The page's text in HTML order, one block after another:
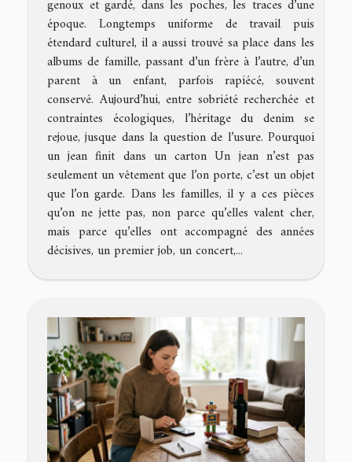
genoux et gardé, dans les poches, les traces d’une
époque. Longtemps uniforme de travail puis
étendard culturel, il a aussi trouvé sa place dans les
albums de famille, passant d’un frère à l’autre, d’un
parent à un enfant, parfois rapiécé, souvent
conservé. Aujourd’hui, entre sobriété recherchée et
contraintes écologiques, l’héritage du denim se
rejoue, jusque dans la question de l’usure. Pourquoi
un jean finit dans un carton Un jean n’est pas
seulement un vêtement que l’on porte, c’est un objet
que l’on garde. Dans les familles, il y a ces pièces
qu’on ne jette pas, non parce qu’elles valent cher,
mais parce qu’elles ont accompagné des années
décisives, un premier job, un concert,...